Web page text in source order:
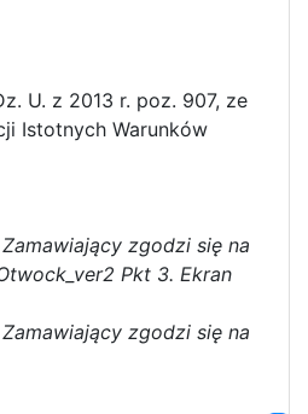
U. z 2013 r. poz. 907, ze
Istotnych Warunków
zgodzi się na
Pkt 3. Ekran
zgodzi się na